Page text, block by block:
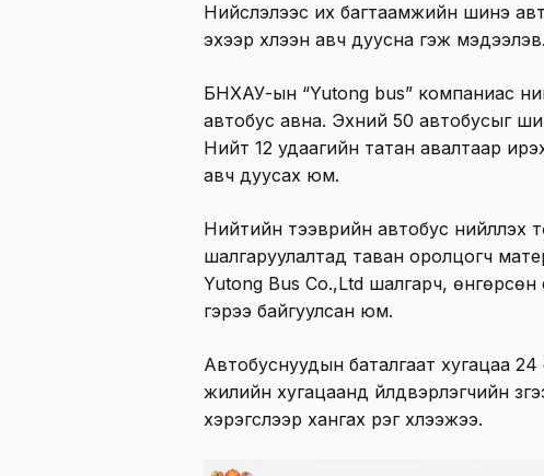
Нийслэлээс их багтаамжийн шинэ
эхээр хүлээн авч дуусна гэж мэдээлэв.
БНХАУ-ын “Yutong bus” компаниас
автобус авна. Эхний 50 автобусыг
Нийт 12 удаагийн татан авалтаар
авч дуусах юм.
Нийтийн тээврийн автобус
шалгаруулалтад таван оролцогч
Yutong Bus Co.,Ltd шалгарч,
гэрээ байгуулсан юм.
Автобуснуудын баталгаат хугацаа
жилийн хугацаанд үйлдвэрлэгчийн
хэрэгслээр хангах үүрэг хүлээжээ.